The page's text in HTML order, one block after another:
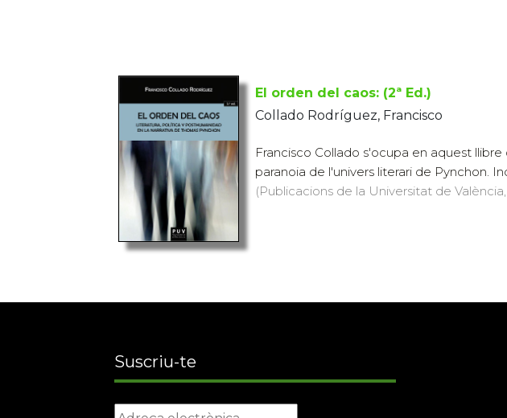
El orden del caos: (2ª Ed.)
Collado Rodríguez, Francisco
Francisco Collado s'ocupa en aquest
paranoia de l'univers literari de Pynchon.
(Publicacions de la Universitat de València,
Suscriu-te